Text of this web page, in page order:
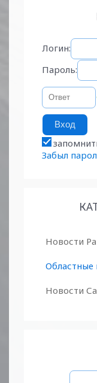
Логин:
Пароль:
Забыл
Новости
Областные
Новости